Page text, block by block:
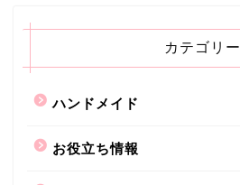
カテゴリー
ハンドメイド
お役立ち情報